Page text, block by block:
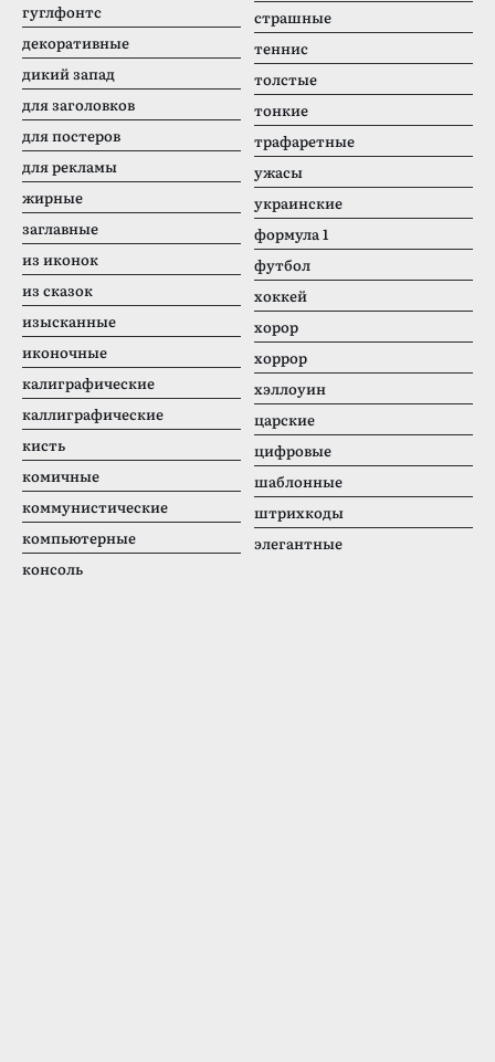
гуглфонтс
декоративные
дикий запад
для заголовков
для постеров
для рекламы
жирные
заглавные
из иконок
из сказок
изысканные
иконочные
калиграфические
каллиграфические
кисть
комичные
коммунистические
компьютерные
консоль
страшные
теннис
толстые
тонкие
трафаретные
ужасы
украинские
формула 1
футбол
хоккей
хорор
хоррор
хэллоуин
царские
цифровые
шаблонные
штрихкоды
элегантные